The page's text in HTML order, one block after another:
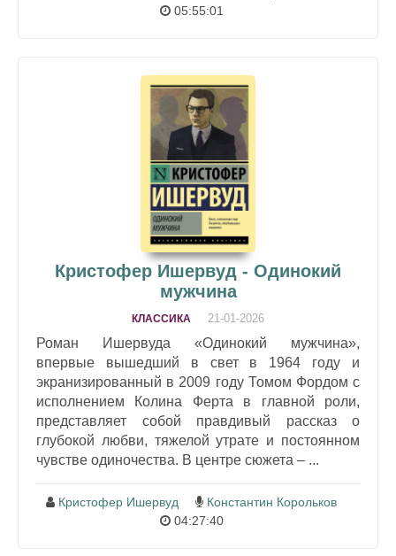
05:55:01
Кристофер Ишервуд - Одинокий
мужчина
КЛАССИКА 21-01-2026
Роман Ишервуда «Одинокий мужчина»,
впервые вышедший в свет в 1964 году и
экранизированный в 2009 году Томом Фордом с
исполнением Колина Ферта в главной роли,
представляет собой правдивый рассказ о
глубокой любви, тяжелой утрате и постоянном
чувстве одиночества. В центре сюжета – ...
Кристофер Ишервуд
Константин Корольков
04:27:40